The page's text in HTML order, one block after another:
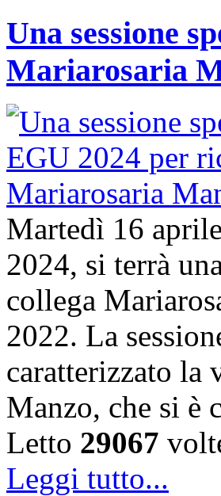
Una sessione
Mariarosaria
Martedì 16
2024, si terrà
collega
2022. La
caratterizzato la
Manzo, che si è
Letto 29067
Leggi tutto...